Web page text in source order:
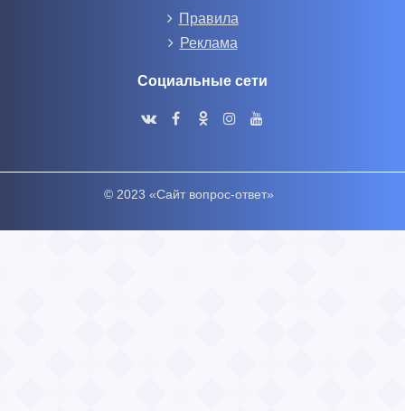
Правила
Реклама
Социальные сети
© 2023 «Сайт вопрос-ответ»